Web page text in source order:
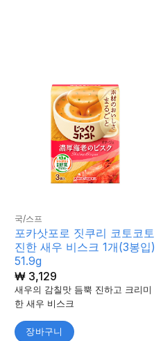
국/스프
포카삿포로 짓쿠리 코토코토
진한 새우 비스크 1개(3봉입)
51.9g
₩3,129
새우의 감칠맛 듬뿍 진하고 크리미
한 새우 비스크
장바구니